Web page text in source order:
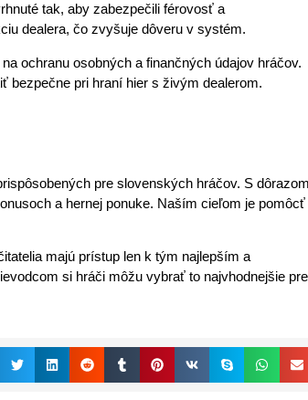
tak, aby zabezpečili férovosť a
dealera, čo zvyšuje dôveru v systém.
ochranu osobných a finančných údajov hráčov.
bezpečne pri hraní hier s živým dealerom.
pre slovenských hráčov. S dôrazom
a hernej ponuke. Naším cieľom je pomôcť
majú prístup len k tým najlepším a
si hráči môžu vybrať to najvhodnejšie pre